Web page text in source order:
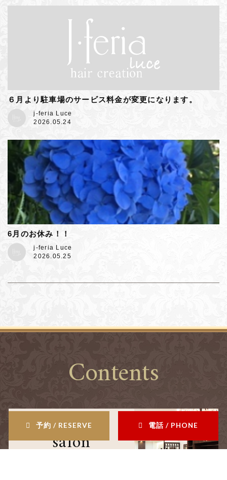
予約 / RESERVE 電話 / PHONE
６月より駐車場のサービス料金が変更になります。
j-feria Luce
2026.05.24
6月のお休み！！
j-feria Luce
2026.05.25
Contents
salon